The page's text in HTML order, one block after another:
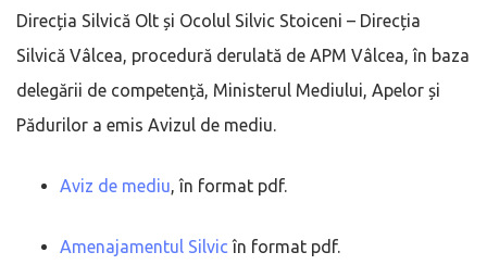
Direcția Silvică Olt și Ocolul Silvic Stoiceni – Direcția
Silvică Vâlcea, procedură derulată de APM Vâlcea, în baza
delegării de competență, Ministerul Mediului, Apelor și
Pădurilor a emis Avizul de mediu.
Aviz de mediu, în format pdf.
Amenajamentul Silvic în format pdf.